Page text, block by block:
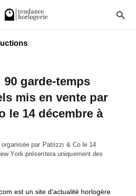
garde-temps
mis en vente par
le 14 décembre à
par Patrizzi & Co le 14
York présentera uniquement des
est un site d'actualité horlogère